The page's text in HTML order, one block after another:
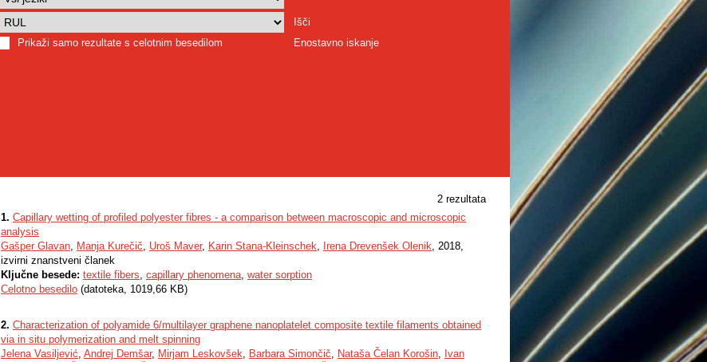
Išči
Prikaži samo rezultate s celotnim besedilom
Enostavno iskanje
2 rezultata
1. Capillary wetting of profiled polyester fibres - a comparison between macroscopic and microscopic
analysis
Gašper Glavan, Manja Kurečič, Uroš Maver, Karin Stana-Kleinschek, Irena Drevenšek Olenik, 2018,
izvirni znanstveni članek
Ključne besede: textile fibers, capillary phenomena, water sorption
Celotno besedilo (datoteka, 1019,66 KB)
2. Characterization of polyamide 6/multilayer graphene nanoplatelet composite textile filaments obtained
via in situ polymerization and melt spinning
Jelena Vasiljević, Andrej Demšar, Mirjam Leskovšek, Barbara Simončič, Nataša Čelan Korošin, Ivan